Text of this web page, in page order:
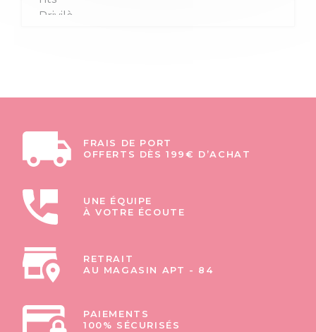
FRAIS DE PORT
OFFERTS DÈS 199€ D’ACHAT
UNE ÉQUIPE
À VOTRE ÉCOUTE
RETRAIT
AU MAGASIN APT - 84
PAIEMENTS
100% SÉCURISÉS